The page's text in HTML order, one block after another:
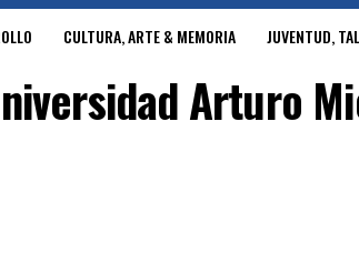
CULTURA, ARTE & MEMORIA JUVENTUD,
Arturo